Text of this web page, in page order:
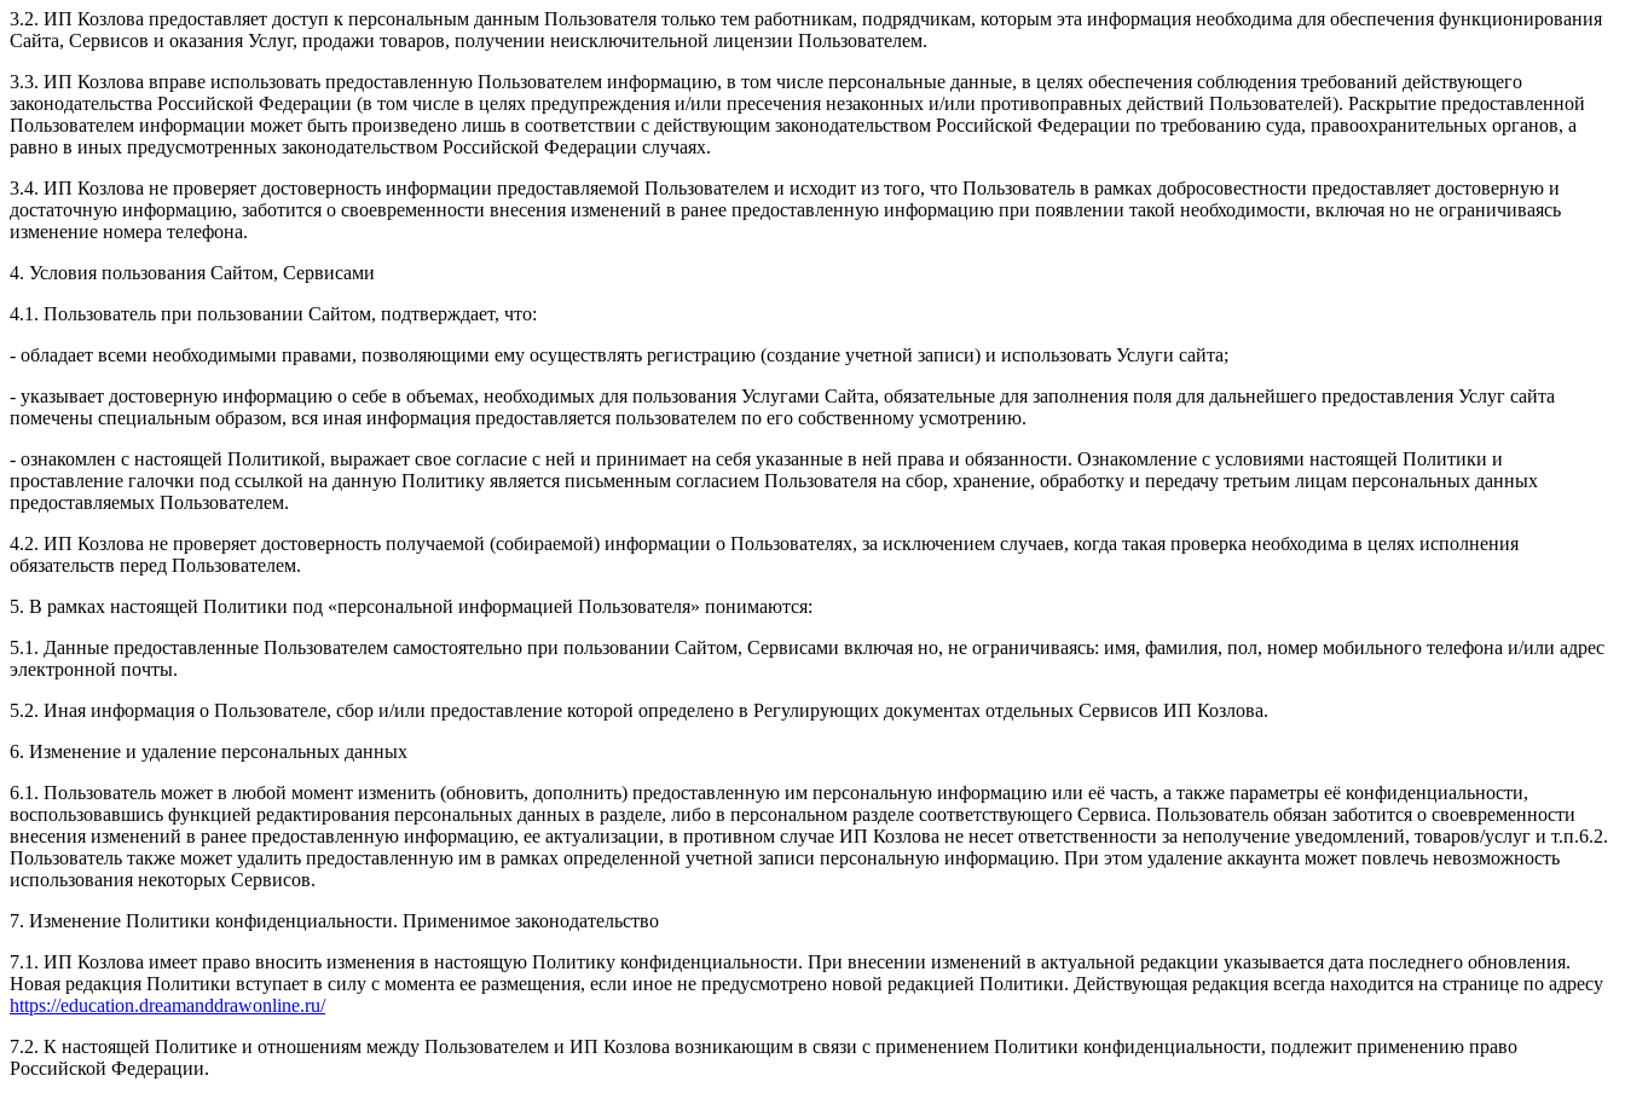
3.2. ИП Козлова предоставляет доступ к персональным данным Пользователя только тем работникам, подрядчикам, которым эта информация необходима для обеспечения функционирования
Сайта, Сервисов и оказания Услуг, продажи товаров, получении неисключительной лицензии Пользователем.
3.3. ИП Козлова вправе использовать предоставленную Пользователем информацию, в том числе персональные данные, в целях обеспечения соблюдения требований действующего
законодательства Российской Федерации (в том числе в целях предупреждения и/или пресечения незаконных и/или противоправных действий Пользователей). Раскрытие предоставленной
Пользователем информации может быть произведено лишь в соответствии с действующим законодательством Российской Федерации по требованию суда, правоохранительных органов, а
равно в иных предусмотренных законодательством Российской Федерации случаях.
3.4. ИП Козлова не проверяет достоверность информации предоставляемой Пользователем и исходит из того, что Пользователь в рамках добросовестности предоставляет достоверную и
достаточную информацию, заботится о своевременности внесения изменений в ранее предоставленную информацию при появлении такой необходимости, включая но не ограничиваясь
изменение номера телефона.
4. Условия пользования Сайтом, Сервисами
4.1. Пользователь при пользовании Сайтом, подтверждает, что:
- обладает всеми необходимыми правами, позволяющими ему осуществлять регистрацию (создание учетной записи) и использовать Услуги сайта;
- указывает достоверную информацию о себе в объемах, необходимых для пользования Услугами Сайта, обязательные для заполнения поля для дальнейшего предоставления Услуг сайта
помечены специальным образом, вся иная информация предоставляется пользователем по его собственному усмотрению.
- ознакомлен с настоящей Политикой, выражает свое согласие с ней и принимает на себя указанные в ней права и обязанности. Ознакомление с условиями настоящей Политики и
проставление галочки под ссылкой на данную Политику является письменным согласием Пользователя на сбор, хранение, обработку и передачу третьим лицам персональных данных
предоставляемых Пользователем.
4.2. ИП Козлова не проверяет достоверность получаемой (собираемой) информации о Пользователях, за исключением случаев, когда такая проверка необходима в целях исполнения
обязательств перед Пользователем.
5. В рамках настоящей Политики под «персональной информацией Пользователя» понимаются:
5.1. Данные предоставленные Пользователем самостоятельно при пользовании Сайтом, Сервисами включая но, не ограничиваясь: имя, фамилия, пол, номер мобильного телефона и/или адрес
электронной почты.
5.2. Иная информация о Пользователе, сбор и/или предоставление которой определено в Регулирующих документах отдельных Сервисов ИП Козлова.
6. Изменение и удаление персональных данных
6.1. Пользователь может в любой момент изменить (обновить, дополнить) предоставленную им персональную информацию или её часть, а также параметры её конфиденциальности,
воспользовавшись функцией редактирования персональных данных в разделе, либо в персональном разделе соответствующего Сервиса. Пользователь обязан заботится о своевременности
внесения изменений в ранее предоставленную информацию, ее актуализации, в противном случае ИП Козлова не несет ответственности за неполучение уведомлений, товаров/услуг и т.п.6.2.
Пользователь также может удалить предоставленную им в рамках определенной учетной записи персональную информацию. При этом удаление аккаунта может повлечь невозможность
использования некоторых Сервисов.
7. Изменение Политики конфиденциальности. Применимое законодательство
7.1. ИП Козлова имеет право вносить изменения в настоящую Политику конфиденциальности. При внесении изменений в актуальной редакции указывается дата последнего обновления.
Новая редакция Политики вступает в силу с момента ее размещения, если иное не предусмотрено новой редакцией Политики. Действующая редакция всегда находится на странице по адресу
https://education.dreamanddrawonline.ru/
7.2. К настоящей Политике и отношениям между Пользователем и ИП Козлова возникающим в связи с применением Политики конфиденциальности, подлежит применению право
Российской Федерации.